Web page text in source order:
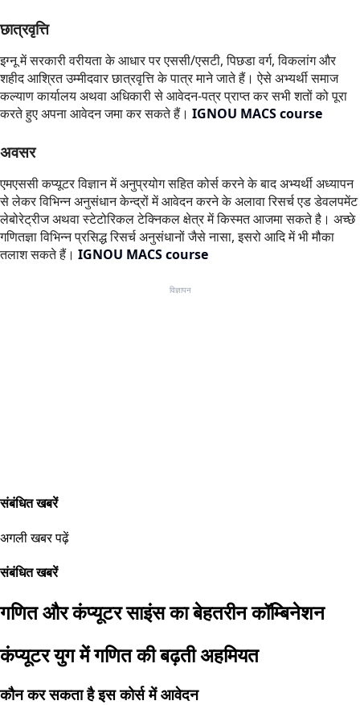
छात्रवृत्ति
इग्नू में सरकारी वरीयता के आधार पर एससी/एसटी, पिछडा वर्ग, विकलांग और
शहीद आश्रित उम्मीदवार छात्रवृत्ति के पात्र माने जाते हैं। ऐसे अभ्यर्थी समाज
कल्याण कार्यालय अथवा अधिकारी से आवेदन-पत्र प्राप्त कर सभी शतों को पूरा
करते हुए अपना आवेदन जमा कर सकते हैं। IGNOU MACS course
अवसर
एमएससी कप्यूटर विज्ञान में अनुप्रयोग सहित कोर्स करने के बाद अभ्यर्थी अध्यापन
से लेकर विभिन्न अनुसंधान केन्द्रों में आवेदन करने के अलावा रिसर्च एड डेवलपमेंट
लेबोरेट्रीज अथवा स्टेटोरिकल टेक्निकल क्षेत्र में किस्मत आजमा सकते है। अच्छे
गणितज्ञा विभिन्न प्रसिद्ध रिसर्च अनुसंधानों जैसे नासा, इसरो आदि में भी मौका
तलाश सकते हैं। IGNOU MACS course
विज्ञापन
संबंधित खबरें
अगली खबर पढ़ें
संबंधित खबरें
गणित और कंप्यूटर साइंस का बेहतरीन कॉम्बिनेशन
कंप्यूटर युग में गणित की बढ़ती अहमियत
कौन कर सकता है इस कोर्स में आवेदन